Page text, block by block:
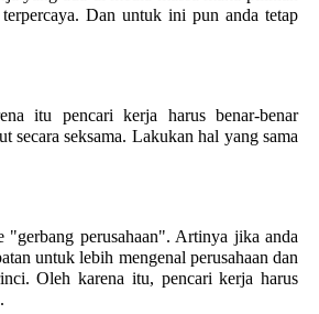
Dan untuk ini pun anda tetap
itu pencari kerja harus benar-benar
secara seksama. Lakukan hal yang sama
"gerbang perusahaan". Artinya jika anda
untuk lebih mengenal perusahaan dan
Oleh karena itu, pencari kerja harus